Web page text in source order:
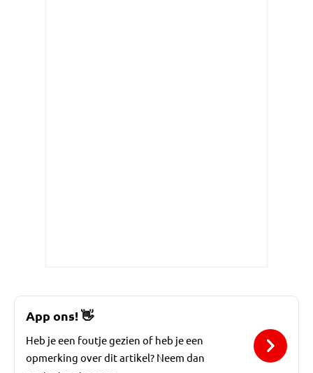
App ons!👋
Heb je een foutje gezien of heb je een
opmerking over dit artikel? Neem dan